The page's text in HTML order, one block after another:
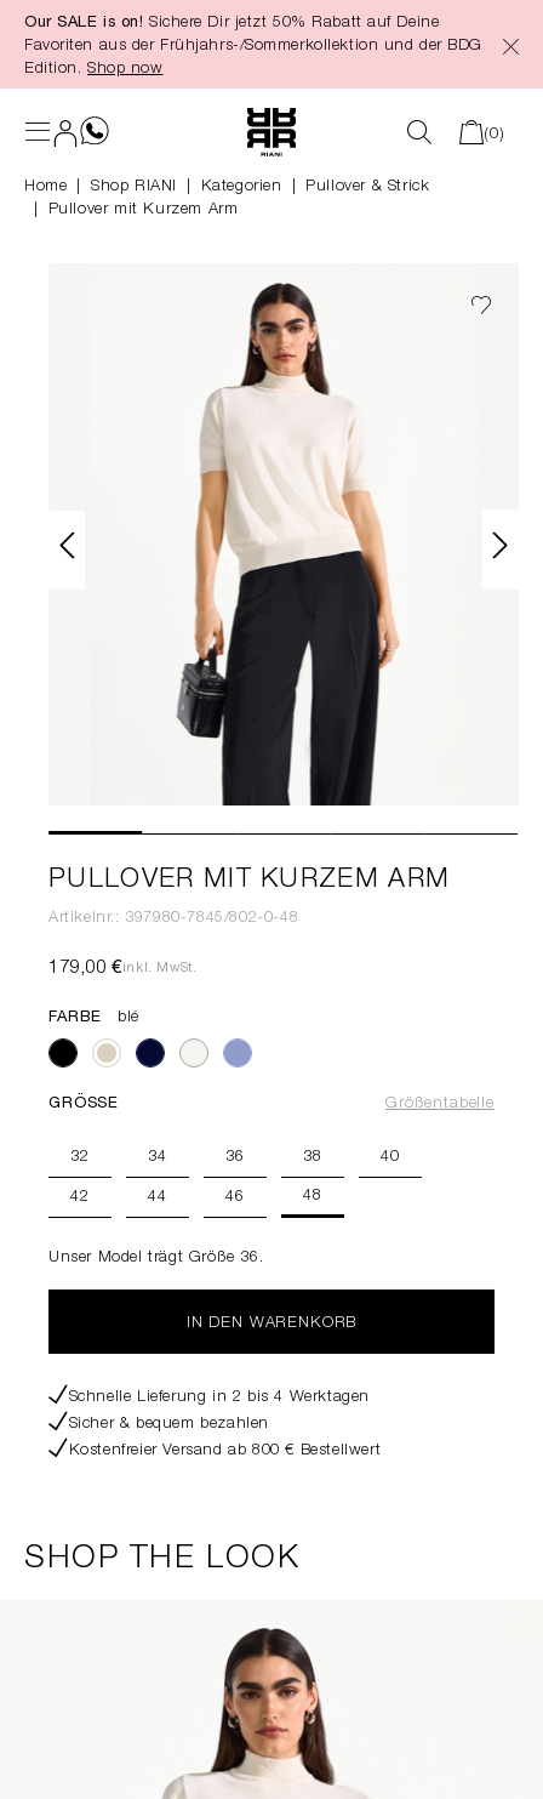
springen
Our SALE is on! Sichere Dir jetzt 50% Rabatt auf Deine
Favoriten aus der Frühjahrs-/Sommerkollektion und der BDG
Edition. Shop now
(0)
Home Shop RIANI Kategorien
Pullover & Strick
Pullover mit Kurzem Arm
PULLOVER MIT KURZEM ARM
Artikelnr.: 397980-7845/802-0-48
179,00 €inkl. MwSt.
FARBE blé
GRÖSSE Größentabelle
32 34 36 38 40
42 44 46 48
Unser Model trägt Größe 36.
IN DEN WARENKORB
Schnelle Lieferung in 2 bis 4 Werktagen
Sicher & bequem bezahlen
Kostenfreier Versand ab 800 € Bestellwert
SHOP THE LOOK